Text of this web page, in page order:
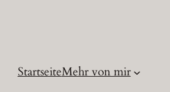
StartseiteMehr von mir